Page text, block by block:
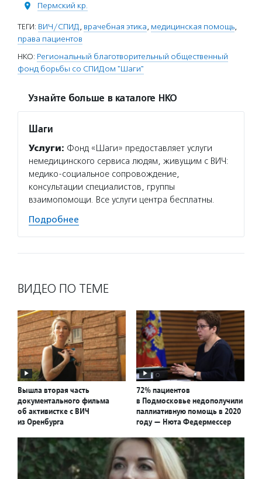
Пермский кр.
ТЕГИ: ВИЧ/СПИД, врачебная этика, медицинская помощь,
права пациентов
НКО: Региональный благотворительный общественный
фонд борьбы со СПИДом "Шаги"
Узнайте больше в каталоге НКО
Шаги
Услуги: Фонд «Шаги» предоставляет услуги
немедицинского сервиса людям, живущим с ВИЧ:
медико-социальное сопровождение,
консультации специалистов, группы
взаимопомощи. Все услуги центра бесплатны.
Подробнее
ВИДЕО ПО ТЕМЕ
Вышла вторая часть
документального фильма
об активистке с ВИЧ
из Оренбурга
72% пациентов
в Подмосковье недополучили
паллиативную помощь в 2020
году — Нюта Федермессер